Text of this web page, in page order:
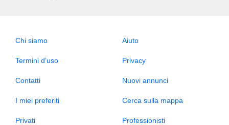
Chi siamo Aiuto
Termini d’uso Privacy
Contatti Nuovi annunci
I miei preferiti Cerca sulla mappa
Privati Professionisti